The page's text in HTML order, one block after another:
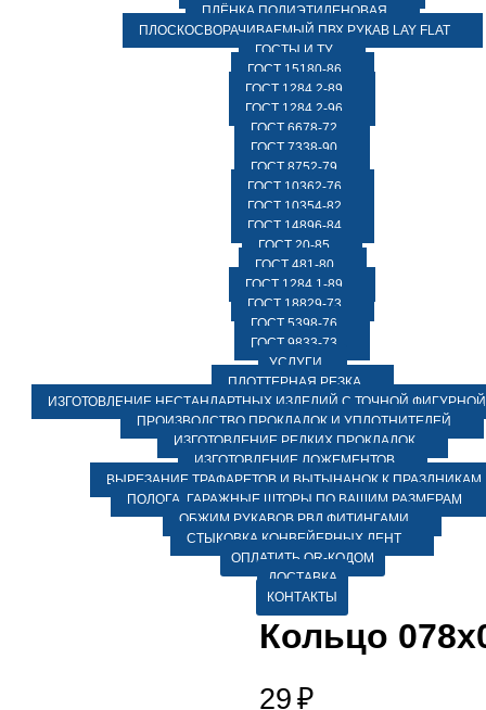
ПЛЁНКА ПОЛИЭТИЛЕНОВАЯ
ПЛОСКОСВОРАЧИВАЕМЫЙ ПВХ РУКАВ LAY FLAT
ГОСТЫ И ТУ
ГОСТ 15180-86
ГОСТ 1284.2-89
ГОСТ 1284.2-96
ГОСТ 6678-72
ГОСТ 7338-90
ГОСТ 8752-79
ГОСТ 10362-76
ГОСТ 10354-82
ГОСТ 14896-84
ГОСТ 20-85
ГОСТ 481-80
ГОСТ 1284.1-89
ГОСТ 18829-73
ГОСТ 5398-76
ГОСТ 9833-73
УСЛУГИ
ПЛОТТЕРНАЯ РЕЗКА
ИЗГОТОВЛЕНИЕ НЕСТАНДАРТНЫХ ИЗДЕЛИЙ С ТОЧНОЙ ФИГУРНОЙ
ПРОИЗВОДСТВО ПРОКЛАДОК И УПЛОТНИТЕЛЕЙ
ИЗГОТОВЛЕНИЕ РЕДКИХ ПРОКЛАДОК
ИЗГОТОВЛЕНИЕ ЛОЖЕМЕНТОВ
ВЫРЕЗАНИЕ ТРАФАРЕТОВ И ВЫТЫНАНОК К ПРАЗДНИКАМ
ПОЛОГА, ГАРАЖНЫЕ ШТОРЫ ПО ВАШИМ РАЗМЕРАМ
ОБЖИМ РУКАВОВ РВД ФИТИНГАМИ
СТЫКОВКА КОНВЕЙЕРНЫХ ЛЕНТ
ОПЛАТИТЬ QR-КОДОМ
ДОСТАВКА
КОНТАКТЫ
Кольцо
29 ₽